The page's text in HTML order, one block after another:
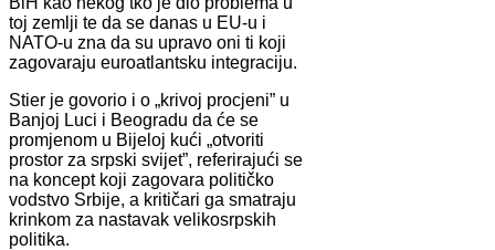
toj zemlji te da se danas u EU-u i
NATO-u zna da su upravo oni ti koji
zagovaraju euroatlantsku integraciju.
Stier je govorio i o „krivoj procjeni” u
Banjoj Luci i Beogradu da će se
promjenom u Bijeloj kući „otvoriti
prostor za srpski svijet”, referirajući se
na koncept koji zagovara političko
vodstvo Srbije, a kritičari ga smatraju
krinkom za nastavak velikosrpskih
politika.